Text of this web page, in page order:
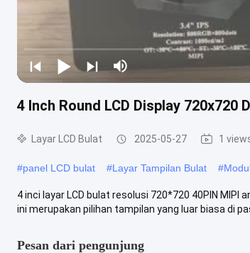
4 Inch Round LCD Display 720x720
Layar LCD Bulat 2025-05-27 1
#panel LCD bulat #Layar Tampilan Bulat #
4 inci layar LCD bulat resolusi 720*720 40PIN MIPI
ini merupakan pilihan tampilan yang luar biasa di
Pesan dari pengunjung